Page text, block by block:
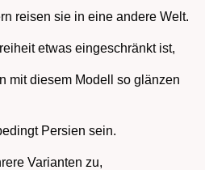
reisen sie in eine andere Welt.
etwas eingeschränkt ist,
mit diesem Modell so glänzen
Persien sein.
Varianten zu,